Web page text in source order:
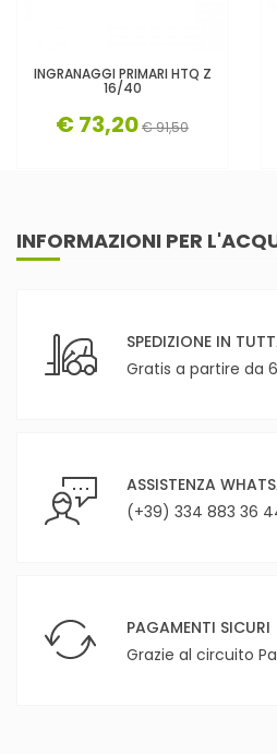
INGRANAGGI PRIMARI HTQ Z
16/40
€ 73,20€ 91,50
INFORMAZIONI PER
SPEDIZIONE IN
Gratis a partire da
ASSISTENZA
(+39) 334 883 36
PAGAMENTI SICURI
Grazie al circuito